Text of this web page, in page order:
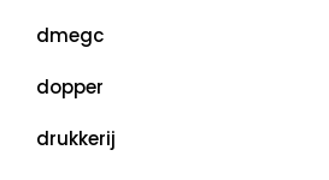
dmegc
dopper
drukkerij